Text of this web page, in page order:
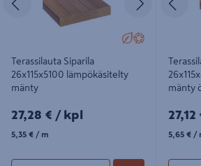
Terassilauta Siparila
26x115x5100 lämpökäsitelty
mänty
27,28€/kpl
27,28 € / kpl
5,35€/m
5,35 € / m
mänty
27,12
5,65€/m
5,65 € /